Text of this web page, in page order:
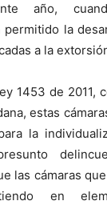
año,
permitido la
a la
1453 de 2011,
estas
la
las cámaras
en